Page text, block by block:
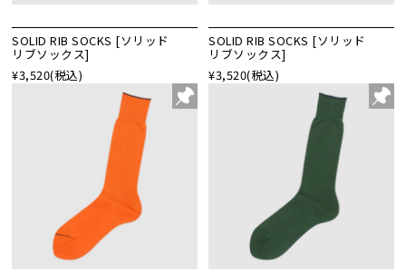
SOLID RIB SOCKS [ソリッド
リブソックス]
¥3,520(税込)
SOLID RIB SOCKS [ソリッド
リブソックス]
¥3,520(税込)